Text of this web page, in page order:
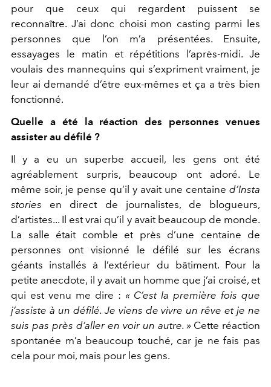
pour que ceux qui regardent puissent se
reconnaître. J’ai donc choisi mon casting parmi les
personnes que l’on m’a présentées. Ensuite,
essayages le matin et répétitions l’après-midi. Je
voulais des mannequins qui s’expriment vraiment, je
leur ai demandé d’être eux-mêmes et ça a très bien
fonctionné.
Quelle a été la réaction des personnes venues
assister au défilé ?
Il y a eu un superbe accueil, les gens ont été
agréablement surpris, beaucoup ont adoré. Le
même soir, je pense qu’il y avait une centaine d’Insta
stories en direct de journalistes, de blogueurs,
d’artistes... Il est vrai qu’il y avait beaucoup de monde.
La salle était comble et près d’une centaine de
personnes ont visionné le défilé sur les écrans
géants installés à l’extérieur du bâtiment. Pour la
petite anecdote, il y avait un homme que j’ai croisé, et
qui est venu me dire : « C’est la première fois que
j’assiste à un défilé. Je viens de vivre un rêve et je ne
suis pas près d’aller en voir un autre. » Cette réaction
spontanée m’a beaucoup touché, car je ne fais pas
cela pour moi, mais pour les gens.